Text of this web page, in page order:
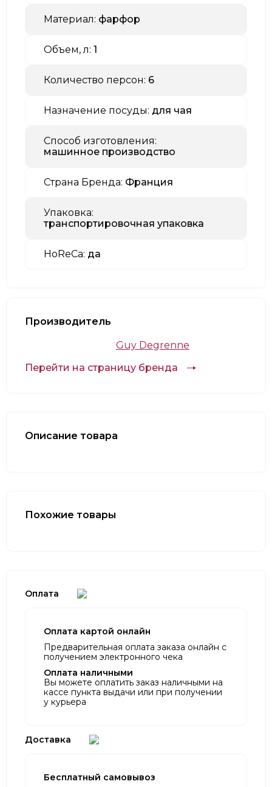
Материал: фарфор
Объем, л: 1
Количество персон: 6
Назначение посуды: для чая
Способ изготовления:
машинное производство
Страна Бренда: Франция
Упаковка:
транспортировочная упаковка
HoReCa: да
Производитель
Guy Degrenne
Перейти на страницу бренда
Описание товара
Похожие товары
Оплата
Оплата картой онлайн
Предварительная оплата заказа онлайн с
получением электронного чека
Оплата наличными
Вы можете оплатить заказ наличными на
кассе пункта выдачи или при получении
у курьера
Доставка
Бесплатный самовывоз